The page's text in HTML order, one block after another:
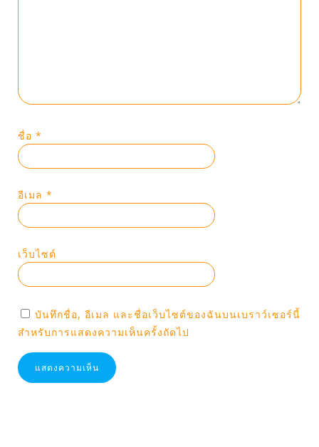
ชื่อ *
อีเมล *
เว็บไซต์
บันทึกชื่อ, อีเมล และชื่อเว็บไซต์ของฉันบนเบราว์เซอร์นี้
สำหรับการแสดงความเห็นครั้งถัดไป